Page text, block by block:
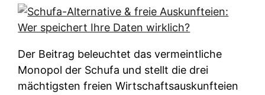
Der Beitrag beleuchtet das vermeintliche
Monopol der Schufa und stellt die drei
mächtigsten freien Wirtschaftsauskunfteien